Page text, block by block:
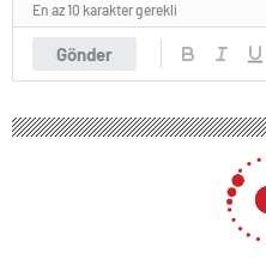
Gönder
En az 10 karakter gerekli